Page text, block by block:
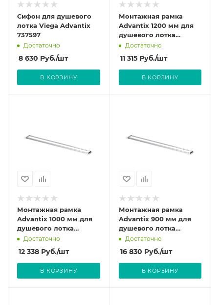
Сифон для душевого
лотка Viega Advantix
737597
Достаточно
8 630 Руб./шт
В КОРЗИНУ
Монтажная рамка
Advantix 1200 мм для
душевого лотка
Advantix 745 394
Достаточно
11 315Руб./шт
В КОРЗИНУ
Монтажная рамка
Advantix 1000 мм для
душевого лотка
Advantix 745 387
Достаточно
12 338 Руб./шт
В КОРЗИНУ
Монтажная рамка
Advantix 900 мм для
душевого лотка
Advantix 745 370
Достаточно
16 830 Руб./шт
В КОРЗИНУ